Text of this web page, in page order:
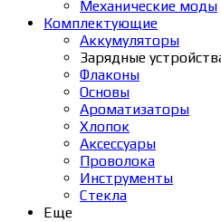
Механические моды
Комплектующие
Аккумуляторы
Зарядные
Флаконы
Основы
Ароматизаторы
Хлопок
Аксессуары
Проволока
Инструменты
Стекла
Еще